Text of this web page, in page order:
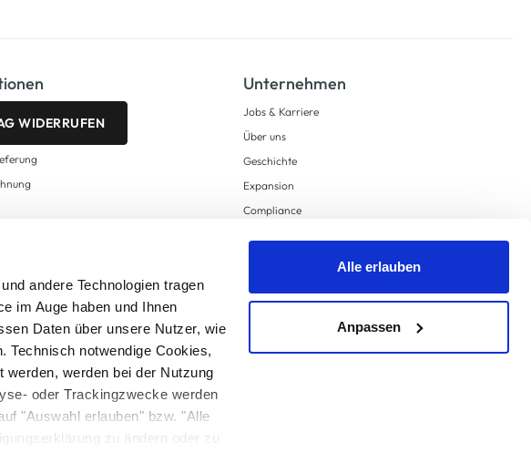
andere Technologien tragen
im Auge haben und Ihnen
Daten über unsere Nutzer, wie
Technisch notwendige Cookies,
werden, werden bei der Nutzung
oder Trackingzwecke werden
"Auswahl erlauben" bzw. "Alle
zu ändern oder zu
Alle erlauben
Anpassen
WIDERRUFEN
Unternehmen
Jobs & Karriere
Über uns
Geschichte
Expansion
Compliance
Supply Chain Due Diligence